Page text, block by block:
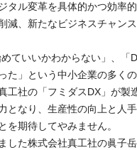
タル変革を具体的かつ効率
減、新たなビジネスチャン
めていいかわからない」、「
た」という中小企業の多く
工社の「フミダスDX」が製
となり、生産性の向上と人
を期待してやみません。
した株式会社真工社の眞子